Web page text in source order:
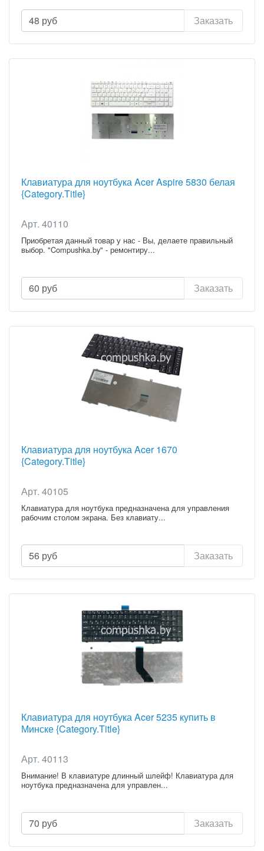
48 руб Заказать
Клавиатура для ноутбука Acer Aspire 5830 белая
{Category.Title}
Арт. 40110
Приобретая данный товар у нас - Вы, делаете правильный
выбор. "Compushka.by" - ремонтиру...
60 руб Заказать
Клавиатура для ноутбука Acer 1670
{Category.Title}
Арт. 40105
Клавиатура для ноутбука предназначена для управления
рабочим столом экрана. Без клавиату...
56 руб Заказать
Клавиатура для ноутбука Acer 5235 купить в
Минске {Category.Title}
Арт. 40113
Внимание! В клавиатуре длинный шлейф! Клавиатура для
ноутбука предназначена для управлен...
70 руб Заказать